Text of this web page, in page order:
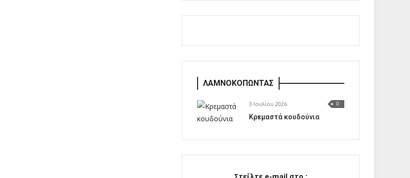
ΛΑΜΝΟΚΟΠΩΝΤΑΣ
3 Ιουλίου 2026 0
Κρεμαστά κουδούνια